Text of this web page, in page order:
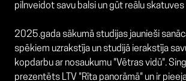
pilnveidot savu balsi un gūt reālu skatuves
2025.gada sākumā studijas jaunieši
spēkiem uzrakstīja un studijā ierakstīja
kopdarbu ar nosaukumu "Vētras vidū".
prezentēts LTV "Rīta panorāmā" un ir